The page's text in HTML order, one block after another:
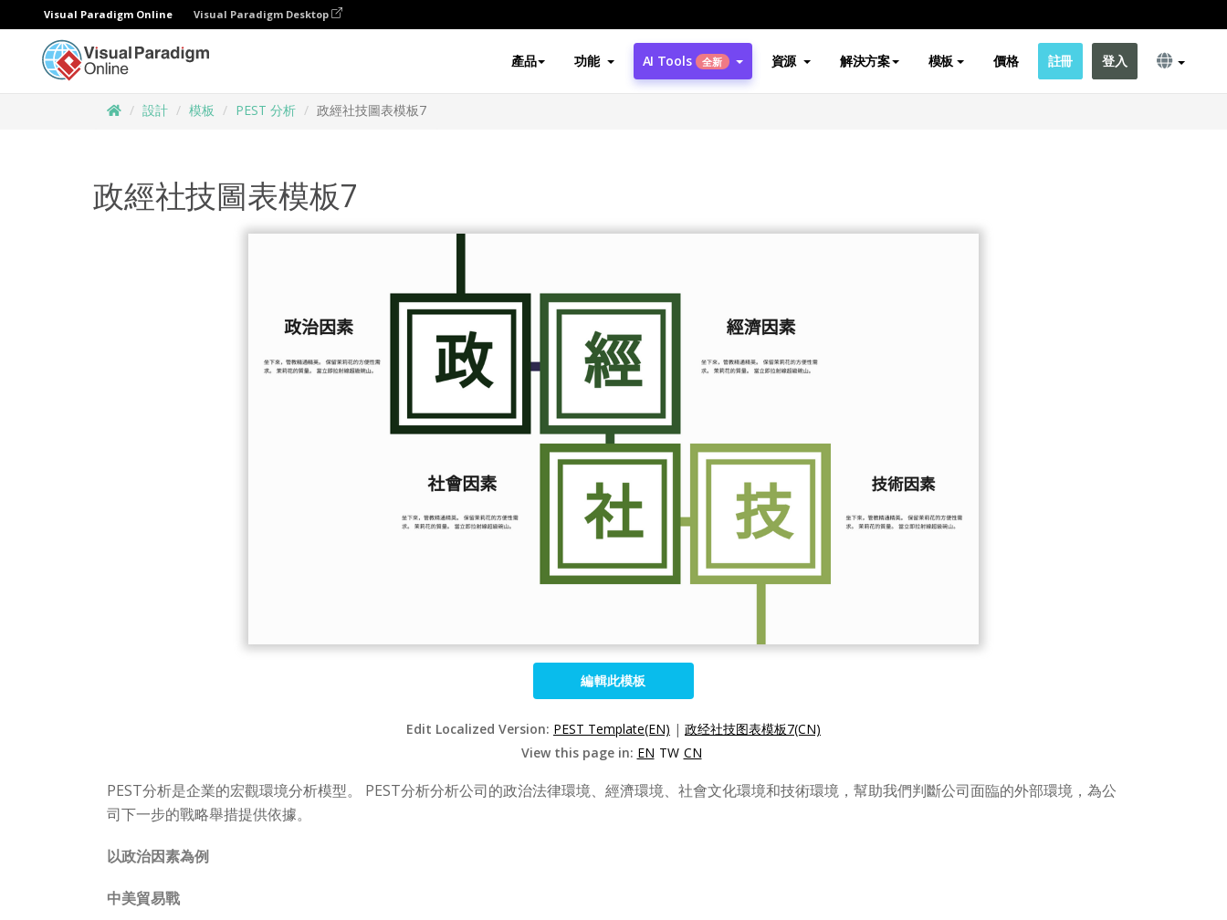
Visual Paradigm Online Visual Paradigm Desktop
產品 功能 AI Tools 全新 資源 解決方案 模板 價格 註冊 登入
設計 模板 PEST 分析 政經社技圖表模板7
政經社技圖表模板7
編輯此模板
Edit Localized Version: PEST Template(EN) | 政经社技图表模板7(CN)
View this page in: EN TW CN
PEST分析是企業的宏觀環境分析模型。 PEST分析分析公司的政治法律環境、經濟環境、社會文化環境和技術環境，幫助我們判斷公司面臨的外部環境，為公
司下一步的戰略舉措提供依據。
以政治因素為例
中美貿易戰